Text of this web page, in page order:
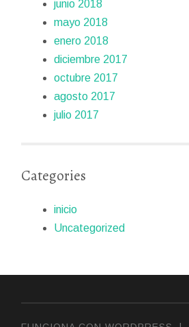
junio 2018
mayo 2018
enero 2018
diciembre 2017
octubre 2017
agosto 2017
julio 2017
Categories
inicio
Uncategorized